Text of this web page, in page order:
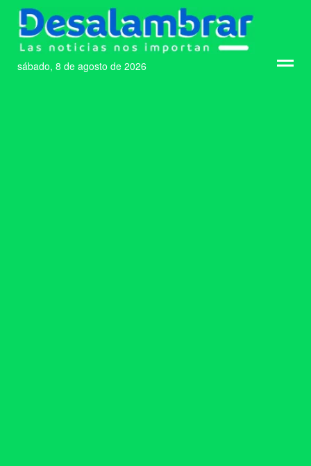
sábado, 8 de agosto de 2026